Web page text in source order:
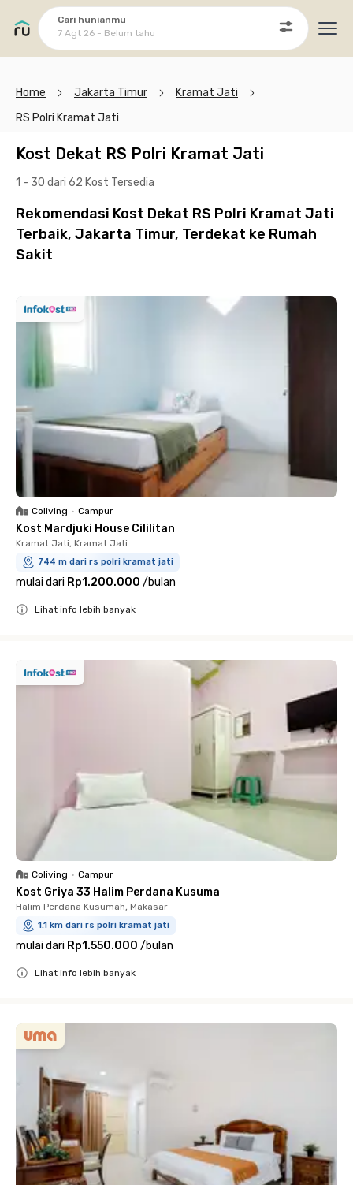
Cari hunianmu
7 Agt 26 - Belum tahu
Home Jakarta Timur
Kramat Jati
RS Polri Kramat Jati
Kost Dekat RS Polri Kramat Jati
1 - 30 dari 62 Kost Tersedia
Rekomendasi Kost Dekat RS Polri Kramat Jati
Terbaik, Jakarta Timur, Terdekat ke Rumah
Sakit
Coliving • Campur
Kost Mardjuki House Cililitan
Kramat Jati, Kramat Jati
744 m dari rs polri kramat jati
mulai dari Rp1.200.000 /bulan
Lihat info lebih banyak
Coliving • Campur
Kost Griya 33 Halim Perdana Kusuma
Halim Perdana Kusumah, Makasar
1.1 km dari rs polri kramat jati
mulai dari Rp1.550.000 /bulan
Lihat info lebih banyak